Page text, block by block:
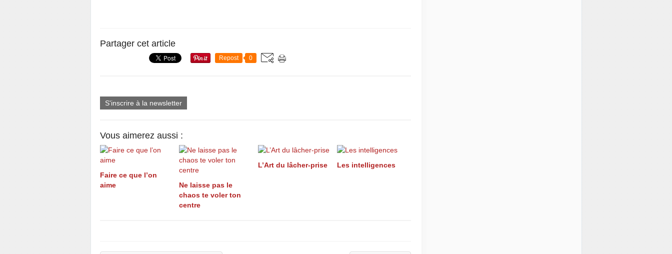
Partager cet article
Repost 0
S'inscrire à la newsletter
Vous aimerez aussi :
Faire ce que l’on
aime
Ne laisse pas le
chaos te voler ton
centre
L’Art du lâcher-prise Les intelligences